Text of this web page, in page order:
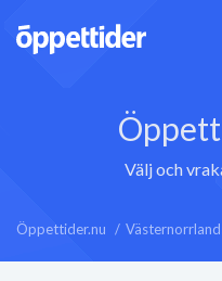
Välj och
Öppettider.nu